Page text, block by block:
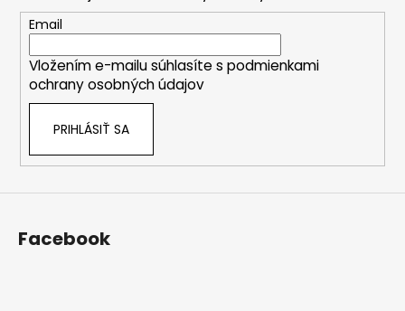
Email
Vložením e-mailu súhlasíte s podmienkami
ochrany osobných údajov
PRIHLÁSIŤ SA
Facebook